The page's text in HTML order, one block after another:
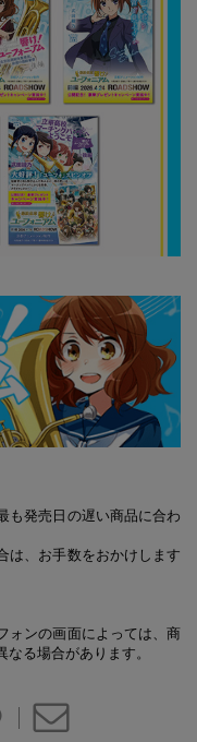
も発売日の遅い商品に合わ
は、お手数をおかけします
ォンの画面によっては、商
る場合があります。